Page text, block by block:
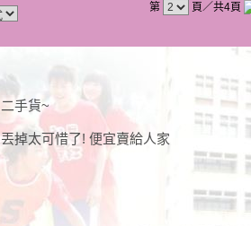
第 頁／共4頁
二手貨~
丟掉太可惜了! 便宜賣給人家